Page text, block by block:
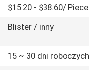
$15.20 - $38.60/ Piece
Blister / inny
15 ~ 30 dni roboczych